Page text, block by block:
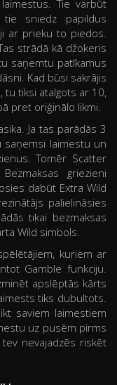
Tie varbūt
sniedz papildus
ar prieku to piedos.
strādā kā džokeris
saņemtu patīkamus
Kad būsi sakrājis
tu tiksi atalgots ar 10,
pret oriģinālo likmi.
Ja tas parādās 3
saņemsi laimestu un
Tomēr Scatter
griezieni
dabūt Extra Wild
palielināsies
tikai bezmaksas
Wild simbols.
kuriem ar
Gamble funkciju.
apslēptās kārts
tiks dubultots.
saviem laimestiem
uz pusēm pirms
nevajadzēs riskēt